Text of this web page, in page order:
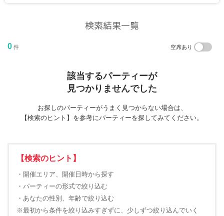
検索結果一覧
0 件 空席あり
該当するパーティーが
見つかりませんでした
お探しのパーティーがうまく見つからない場合は、
【検索のヒント】を参考にパーティーを探してみてください。
【検索のヒント】
・開催エリア、開催日時から探す
・パーティーの形式で絞り込む
・あなたの性別、年齢で絞り込む
※最初から条件を絞り込みすぎずに、少しずつ絞り込んでいく